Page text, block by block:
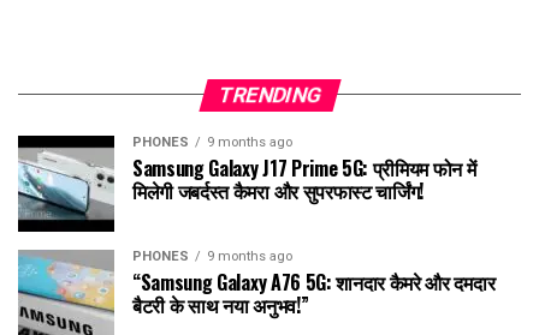
TRENDING
PHONES 9 months ago
Samsung Galaxy J17 Prime 5G: प्रीमियम फोन में
मिलेगी जबर्दस्त कैमरा और सुपरफास्ट चार्जिंग!
PHONES 9 months ago
“Samsung Galaxy A76 5G: शानदार कैमरे और दमदार
बैटरी के साथ नया अनुभव!”